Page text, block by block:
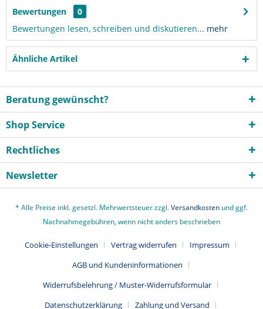
Bewertungen
0
Bewertungen lesen, schreiben und diskutieren... mehr
Ähnliche Artikel
Beratung gewünscht?
Shop Service
Rechtliches
Newsletter
* Alle Preise inkl. gesetzl. Mehrwertsteuer zzgl.Versandkosten und ggf.
Nachnahmegebühren, wenn nicht anders beschrieben
Cookie-Einstellungen Vertrag widerrufen
Impressum
AGB und Kundeninformationen
Widerrufsbelehrung / Muster-Widerrufsformular
Datenschutzerklärung
Zahlung und Versand